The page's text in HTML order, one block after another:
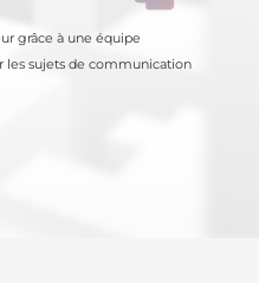
grâce à une équipe
les sujets de communication